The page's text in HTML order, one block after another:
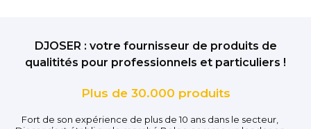
DJOSER : votre fournisseur de produits de
qualitités pour professionnels et particuliers !
Plus de 30.000 produits
Fort de son expérience de plus de 10 ans dans le secteur,